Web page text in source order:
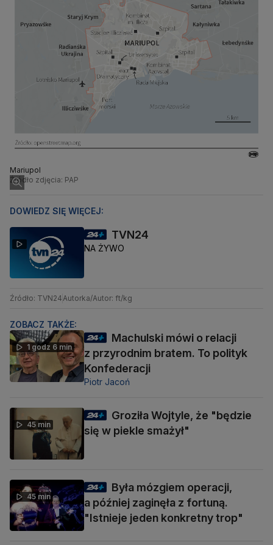
Mariupol
Źródło zdjęcia: PAP
DOWIEDZ SIĘ WIĘCEJ:
TVN24
NA ŻYWO
Źródło: TVN24Autorka/Autor: ft/kg
ZOBACZ TAKŻE:
1 godz 6 min
Machulski mówi o relacji
z przyrodnim bratem. To polityk
Konfederacji
Piotr Jacoń
45 min
Groziła Wojtyle, że "będzie
się w piekle smażył"
45 min
Była mózgiem operacji,
a później zaginęła z fortuną.
"Istnieje jeden konkretny trop"